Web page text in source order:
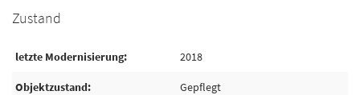
Zustand
letzte Modernisierung 2018
Objektzustand Gepflegt